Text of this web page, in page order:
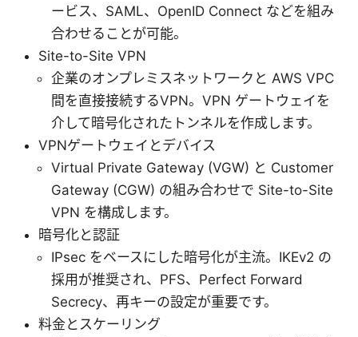
ービス、SAML、OpenID Connect などを組み
合わせることが可能。
Site-to-Site VPN
企業のオンプレミスネットワークと AWS VPC
間を直接接続するVPN。VPN ゲートウェイを
介して暗号化されたトンネルを作成します。
VPNゲートウェイとデバイス
Virtual Private Gateway (VGW) と Customer
Gateway (CGW) の組み合わせで Site-to-Site
VPN を構成します。
暗号化と認証
IPsec をベースにした暗号化が主流。IKEv2 の
採用が推奨され、PFS、Perfect Forward
Secrecy、再キーの設定が重要です。
料金とスケーリング